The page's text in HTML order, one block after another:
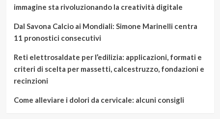
al
quali
immagine sta rivoluzionando la creatività digitale
Dal Savona Calcio ai Mondiali: Simone Marinelli centra
11 pronostici consecutivi
Reti elettrosaldate per l’edilizia: applicazioni, formati e
criteri di scelta per massetti, calcestruzzo, fondazioni e
recinzioni
Come alleviare i dolori da cervicale: alcuni consigli